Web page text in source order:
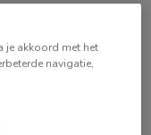
je akkoord met het
navigatie,